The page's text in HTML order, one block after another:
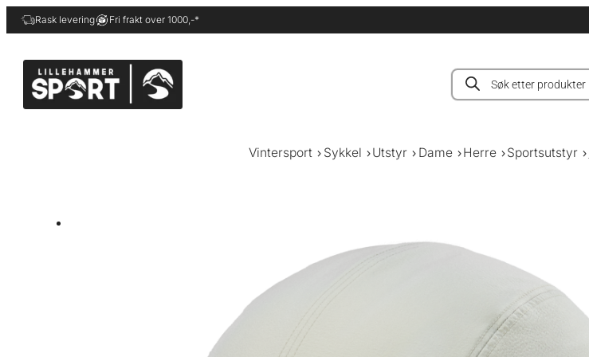
Hopp
til
Rask levering Fri frakt over 1000,-*
Products
search
Vintersport Sykkel Utstyr Dame Herre Sportsutstyr